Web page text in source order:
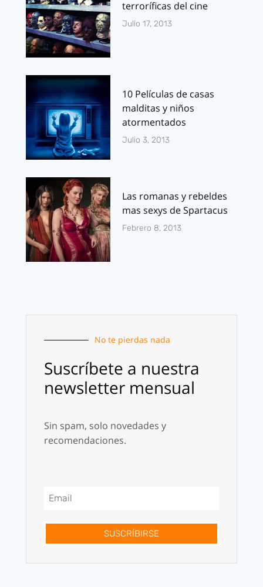
terroríficas del cine
Julio 17, 2013
10 Películas de casas
malditas y niños
atormentados
Julio 3, 2013
Las romanas y rebeldes
mas sexys de Spartacus
Febrero 8, 2013
No te pierdas nada
Suscríbete a nuestra
newsletter mensual
Sin spam, solo novedades y
recomendaciones.
SUSCRÍBIRSE